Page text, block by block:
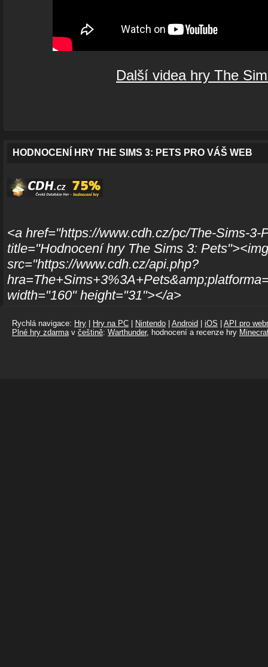
Další videa hry The
HODNOCENÍ HRY THE SIMS 3: PETS PRO VÁŠ WEB
<a href="https://www.cdh.cz/pc/The-Sims-3-
title="Hodnocení hry The Sims 3: Pets"><img
src="https://www.cdh.cz/api.php?
width="160" height="31"></a>
Rychlá navigace: Hry Hry na PC Nintendo Android iOS
API pro
Plné hry zdarmav češtině: Warthunder, hodnocení a recenze hry